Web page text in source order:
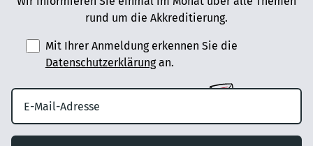
rund um die Akkreditierung.
Mit Ihrer Anmeldung erkennen Sie die
Datenschutzerklärungan.